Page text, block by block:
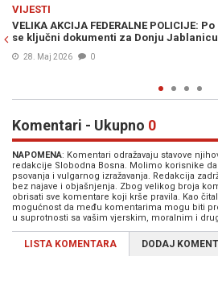
Po nalogu POSKOK-a plijene TRAJNI
godišnjice
Komentari - Ukupno 0
NAPOMENA: Komentari odražavaju stavove
redakcije Slobodna Bosna. Molimo korisnike
psovanja i vulgarnog izražavanja. Redakcija
bez najave i objašnjenja. Zbog velikog broja
obrisati sve komentare koji krše pravila. Kao
mogućnost da među komentarima mogu biti
u suprotnosti sa vašim vjerskim, moralnim i
LISTA KOMENTARA DODAJ